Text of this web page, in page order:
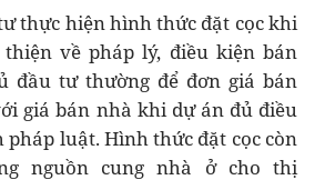
thực hiện hình thức đặt cọc khi
về pháp lý, điều kiện bán
đầu tư thường để đơn giá bán
giá bán nhà khi dự án đủ điều
luật. Hình thức đặt cọc còn
nguồn cung nhà ở cho thị